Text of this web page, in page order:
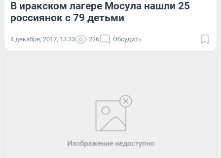
В иракском лагере Мосула нашли 25
россиянок с 79 детьми
4 декабря, 2017, 13:33 226 Обсудить